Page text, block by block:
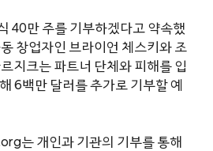
40만 주를 기부하겠다고 약속했
창업자인 브라이언 체스키와 조
지크는 파트너 단체와 피해를 입
6백만 달러를 추가로 기부할 예
는 개인과 기관의 기부를 통해